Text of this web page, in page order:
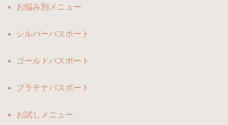
お悩み別メニュー
シルバーパスポート
ゴールドパスポート
プラチナパスポート
お試しメニュー